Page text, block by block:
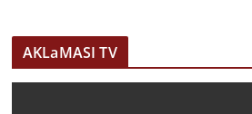
AKLaMASI TV